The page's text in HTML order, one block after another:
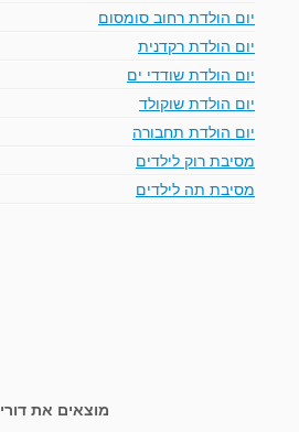
יום הולדת רחוב סומסום
יום הולדת רקדנית
יום הולדת שודדי ים
יום הולדת שוקולד
יום הולדת תחבורה
מסיבת רוק לילדים
מסיבת תה לילדים
מוצאים את דורי